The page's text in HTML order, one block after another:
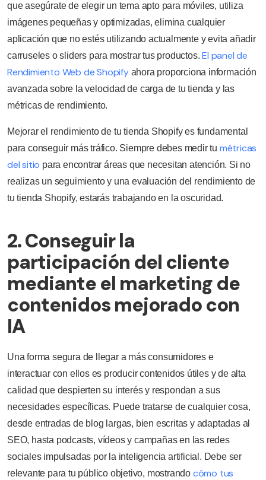
que asegúrate de elegir un tema apto para móviles, utiliza
imágenes pequeñas y optimizadas, elimina cualquier
aplicación que no estés utilizando actualmente y evita añadir
carruseles o sliders para mostrar tus productos. El panel de
Rendimiento Web de Shopifyahora proporciona información
avanzada sobre la velocidad de carga de tu tienda y las
métricas de rendimiento.
Mejorar el rendimiento de tu tienda Shopify es fundamental
para conseguir más tráfico. Siempre debes medir tu métricas
del sitio para encontrar áreas que necesitan atención. Si no
realizas un seguimiento y una evaluación del rendimiento de
tu tienda Shopify, estarás trabajando en la oscuridad.
2. Conseguir la
participación del cliente
mediante el marketing de
contenidos mejorado con
IA
Una forma segura de llegar a más consumidores e
interactuar con ellos es producir contenidos útiles y de alta
calidad que despierten su interés y respondan a sus
necesidades específicas. Puede tratarse de cualquier cosa,
desde entradas de blog largas, bien escritas y adaptadas al
SEO, hasta podcasts, vídeos y campañas en las redes
sociales impulsadas por la inteligencia artificial. Debe ser
relevante para tu público objetivo, mostrando cómo tus